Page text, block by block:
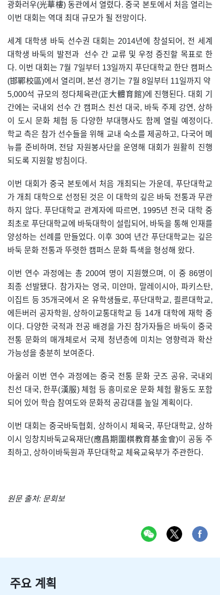
광화러우(光華樓) 동관에서 열렸다. 중국 본토에서 처음 열리는
이번 대회는 역대 최대 규모가 될 전망이다.
세계 대학생 바둑 선수권 대회는 2014년에 창설되어, 전 세계
대학생 바둑의 발전과 선수 간 교류 및 우정 증진할 목표로 한
다. 이번 대회는 7월 7일부터 13일까지 푸단대학교 한단 캠퍼스
(邯鄲校區)에서 열리며, 본선 경기는 7월 8일부터 11일까지 약
5,000석 규모의 정다체육관(正大體育館)에 진행된다. 대회 기
간에는 국내외 선수 간 캠퍼스 친선 대국, 바둑 주제 강연, 상하
이 도시 문화 체험 등 다양한 부대행사도 함께 열릴 예정이다.
학교 측은 참가 선수들을 위해 교내 숙소를 제공하고, 다국어 메
뉴를 준비하며, 전담 자원봉사단을 운영해 대회가 원활히 진행
되도록 지원할 방침이다.
이번 대회가 중국 본토에서 처음 개최되는 가운데, 푸단대학교
가 개최 대학으로 선정된 것은 이 대학의 깊은 바둑 전통과 무관
하지 않다. 푸단대학교 관계자에 따르면, 1995년 전국 대학 중
최초로 푸단대학교에 바둑대학이 설립되어, 바둑을 통해 인재를
양성하는 선례를 만들었다. 이후 30여 년간 푸단대학교는 깊은
바둑 문화 전통과 뚜렷한 캠퍼스 문화 특색을 형성해 왔다.
이번 연수 과정에는 총 200여 명이 지원했으며, 이 중 86명이
최종 선발됐다. 참가자는 영국, 미얀마, 말레이시아, 파키스탄,
이집트 등 35개국에서 온 유학생들로, 푸단대학교, 쾰른대학교,
에든버러 공자학원, 상하이교통대학교 등 14개 대학에 재학 중
이다. 다양한 국적과 전공 배경을 가진 참가자들은 바둑이 중국
전통 문화의 매개체로서 국제 청년층에 미치는 영향력과 확산
가능성을 충분히 보여준다.
아울러 이번 연수 과정에는 중국 전통 문화 굿즈 공유, 국내외
친선 대국, 한푸(漢服) 체험 등 흥미로운 문화 체험 활동도 포함
되어 있어 학습 참여도와 문화적 공감대를 높일 계획이다.
이번 대회는 중국바둑협회, 상하이시 체육국, 푸단대학교, 상하
이시 잉창치바둑교육재단(應昌期圍棋教育基金會)이 공동 주
최하고, 상하이바둑원과 푸단대학교 체육교육부가 주관한다.
원문 출처: 문회보
주요 계획